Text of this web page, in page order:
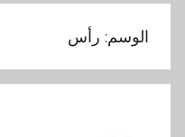
الوسم: رأس